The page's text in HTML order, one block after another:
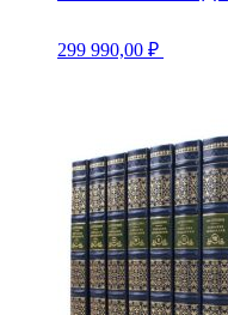
299 990,00 ₽